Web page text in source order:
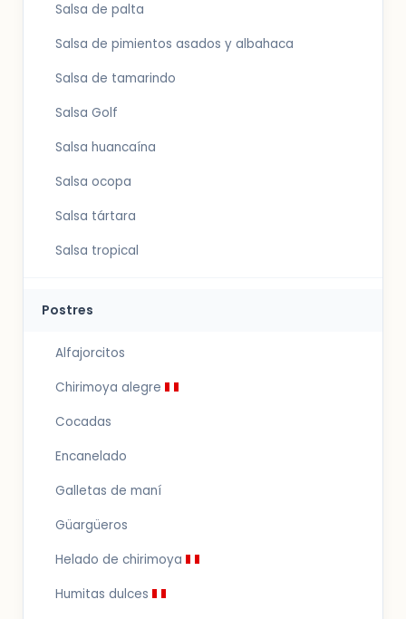
Salsa de palta
Salsa de pimientos asados y albahaca
Salsa de tamarindo
Salsa Golf
Salsa huancaína
Salsa ocopa
Salsa tártara
Salsa tropical
Postres
Alfajorcitos
Chirimoya alegre
Cocadas
Encanelado
Galletas de maní
Güargüeros
Helado de chirimoya
Humitas dulces